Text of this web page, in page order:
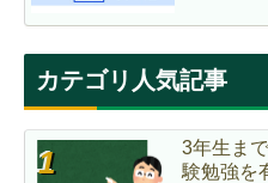
カテゴリ人気記事
3年生ま
験勉強を